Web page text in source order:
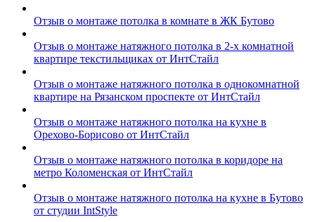
Отзыв о монтаже потолка в комнате в ЖК Бутово
Отзыв о монтаже натяжного потолка в 2-х комнатной
квартире текстильщиках от ИнтСтайл
Отзыв о монтаже натяжного потолка в однокомнатной
квартире на Рязанском проспекте от ИнтСтайл
Отзыв о монтаже натяжного потолка на кухне в
Орехово-Борисово от ИнтСтайл
Отзыв о монтаже натяжного потолка в коридоре на
метро Коломенская от ИнтСтайл
Отзыв о монтаже натяжного потолка на кухне в Бутово
от студии IntStyle